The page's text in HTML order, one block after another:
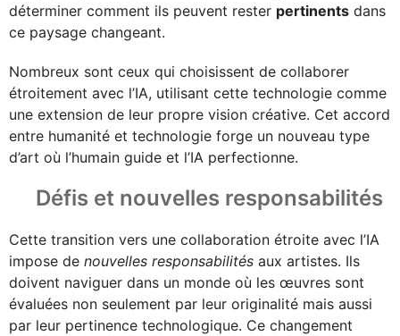
déterminer comment ils peuvent rester pertinents dans
ce paysage changeant.
Nombreux sont ceux qui choisissent de collaborer
étroitement avec l’IA, utilisant cette technologie comme
une extension de leur propre vision créative. Cet accord
entre humanité et technologie forge un nouveau type
d’art où l’humain guide et l’IA perfectionne.
Défis et nouvelles responsabilités
Cette transition vers une collaboration étroite avec l’IA
impose de nouvelles responsabilités aux artistes. Ils
doivent naviguer dans un monde où les œuvres sont
évaluées non seulement par leur originalité mais aussi
par leur pertinence technologique. Ce changement